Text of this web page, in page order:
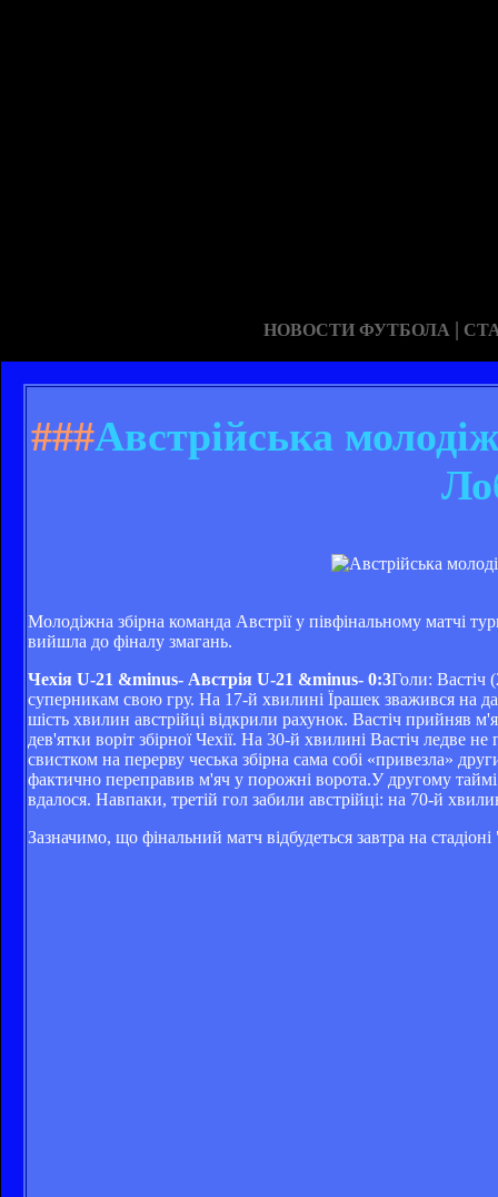
НОВОСТИ ФУТБОЛА |
###Австрійська
Молодіжна збірна команда Австрії у півфінальному матчі
вийшла до фіналу змагань.
Чехія U-21 &minus- Австрія U-21 &minus- 0:3Голи: Вастіч
суперникам свою гру. На 17-й хвилині Їрашек зважився на
шість хвилин австрійці відкрили рахунок. Вастіч прийняв
дев'ятки воріт збірної Чехії. На 30-й хвилині Вастіч ледве
свистком на перерву чеська збірна сама собі «привезла»
фактично переправив м'яч у порожні ворота.У другому таймі
вдалося. Навпаки, третій гол забили австрійці: на 70-й
Зазначимо, що фінальний матч відбудеться завтра на